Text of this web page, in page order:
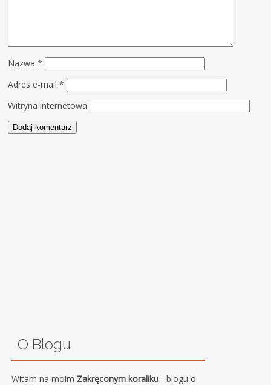
Nazwa*
Adres e-mail*
Witryna internetowa
O Blogu
Witam na moim Zakręconym koraliku - blogu o